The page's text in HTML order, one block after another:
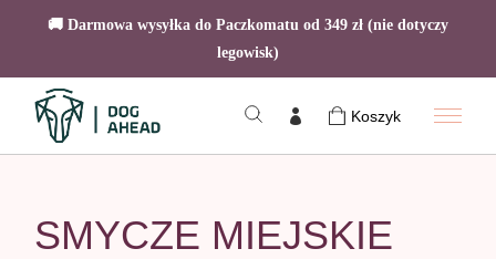
🚚 Darmowa wysyłka do Paczkomatu od 349 zł (nie dotyczy
legowisk)
content
Koszyk
SMYCZE MIEJSKIE